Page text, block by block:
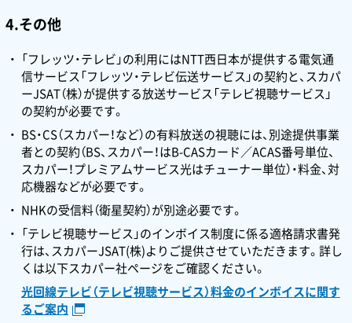
4.その他
「フレッツ・テレビ」の利用にはNTT西日本が提供する電気通
信サービス「フレッツ・テレビ伝送サービス」の契約と、スカパ
ーJSAT（株）が提供する放送サービス「テレビ視聴サービス」
の契約が必要です。
BS・CS（スカパー！など）の有料放送の視聴には、別途提供事業
者との契約（BS、スカパー！はB-CASカード／ACAS番号単位、
スカパー！プレミアムサービス光はチューナー単位）・料金、対
応機器などが必要です。
NHKの受信料（衛星契約）が別途必要です。
「テレビ視聴サービス」のインボイス制度に係る適格請求書発
行は、スカパーJSAT(株)よりご提供させていただきます。詳し
くは以下スカパー社ページをご確認ください。
光回線テレビ（テレビ視聴サービス）料金のインボイスに関す
るご案内